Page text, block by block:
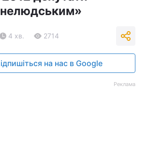
4 хв. 2714
на нас в Google
Реклама